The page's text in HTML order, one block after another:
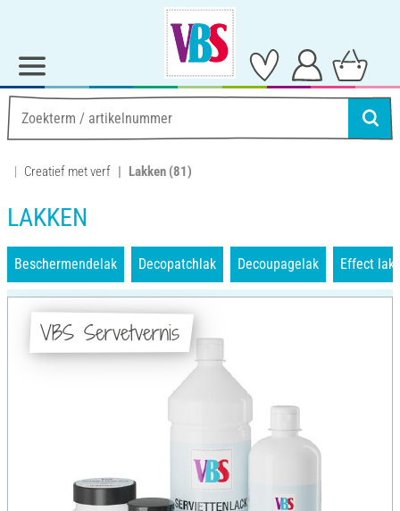
Creatief met verf Lakken (81)
LAKKEN
Beschermendelak Decopatchlak Decoupagelak Effect lak
VBS Servetvernis